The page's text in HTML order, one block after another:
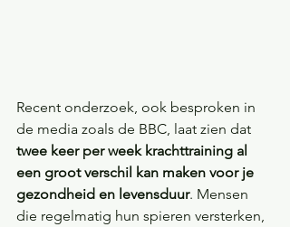
Recent onderzoek, ook besproken in
de media zoals de BBC, laat zien dat
twee keer per week krachttraining al
een groot verschil kan maken voor je
gezondheid en levensduur. Mensen
die regelmatig hun spieren versterken,